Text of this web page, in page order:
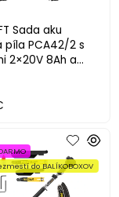
Sada aku
píla PCA42/2 s
2×20V 8Ah a
do BALÍKOBOXOV